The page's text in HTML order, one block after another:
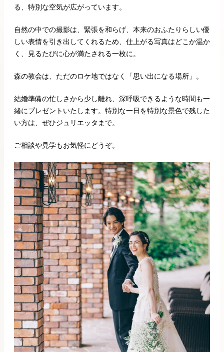
る、特別な空気が広がっています。
自然の中での撮影は、緊張を和らげ、本来のおふたりらしい優
しい表情を引き出してくれるため、仕上がる写真はどこか温か
く、見るたびに心が満たされる一枚に。
森の教会は、ただのロケ地ではなく「思い出になる場所」。
結婚準備の忙しさから少し離れ、深呼吸できるような時間も一
緒にプレゼントいたします。特別な一日を特別な景色で残した
い方は、ぜひジュリエッタまで。
ご相談や見学もお気軽にどうぞ。